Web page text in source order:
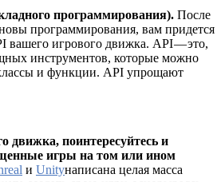
программирования). После
программирования, вам придется
вашего игрового движка. API — это,
инструментов, которые можно
и функции. API упрощают
движка, поинтересуйтесь и
игры на том или ином
и Unityнаписана целая масса